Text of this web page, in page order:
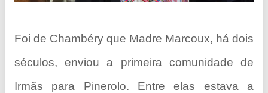
Foi de Chambéry que Madre Marcoux, há dois
séculos, enviou a primeira comunidade de
Irmãs para Pinerolo. Entre elas estava a